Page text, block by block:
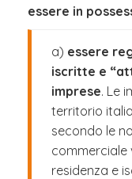
essere in
a) essere
iscritte e
imprese. Le
territorio
secondo le
commerciale
residenza e